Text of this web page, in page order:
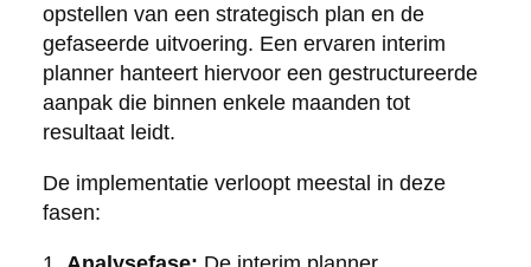
opstellen van een strategisch plan en de
gefaseerde uitvoering. Een ervaren interim
planner hanteert hiervoor een gestructureerde
aanpak die binnen enkele maanden tot
resultaat leidt.
De implementatie verloopt meestal in deze
fasen: